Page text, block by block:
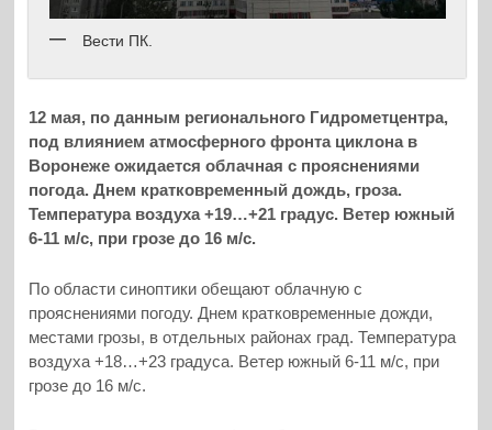
Вести ПК.
12 мая, по данным регионального Гидрометцентра,
под влиянием атмосферного фронта циклона в
Воронеже ожидается облачная с прояснениями
погода. Днем кратковременный дождь, гроза.
Температура воздуха +19…+21 градус. Ветер южный
6-11 м/с, при грозе до 16 м/с.
По области синоптики обещают облачную с
прояснениями погоду. Днем кратковременные дожди,
местами грозы, в отдельных районах град. Температура
воздуха +18…+23 градуса. Ветер южный 6-11 м/с, при
грозе до 16 м/с.